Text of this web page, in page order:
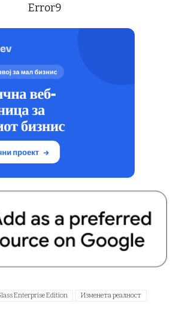
Error9
Enterprise Edition Изменета реалност